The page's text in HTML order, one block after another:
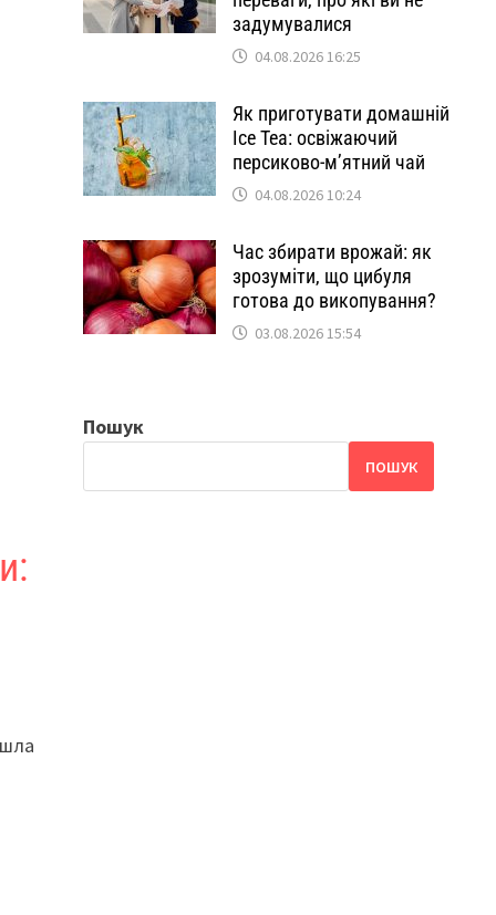
задумувалися
04.08.2026 16:25
Як приготувати домашній
Ice Tea: освіжаючий
персиково-м’ятний чай
04.08.2026 10:24
Час збирати врожай: як
зрозуміти, що цибуля
готова до викопування?
03.08.2026 15:54
Пошук
ПОШУК